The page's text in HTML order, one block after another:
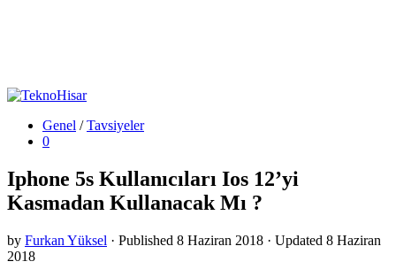
Genel / Tavsiyeler
0
Iphone 5s Kullanıcıları Ios 12’yi
Kasmadan Kullanacak Mı ?
by Furkan Yüksel · Published 8 Haziran 2018 · Updated 8 Haziran
2018